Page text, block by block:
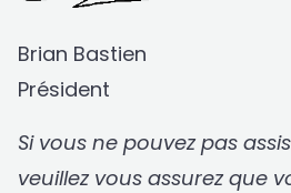
Brian Bastien
Président
Si vous ne pouvez pas
veuillez vous assurez que